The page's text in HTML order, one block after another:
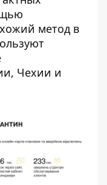
метод в
Чехии и